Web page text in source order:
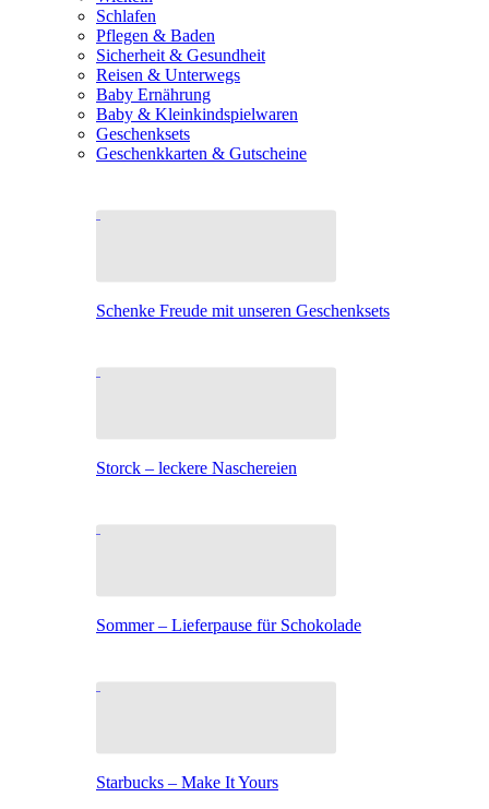
Schlafen
Pflegen & Baden
Sicherheit & Gesundheit
Reisen & Unterwegs
Baby Ernährung
Baby & Kleinkindspielwaren
Geschenksets
Geschenkkarten & Gutscheine
Schenke Freude mit unseren Geschenksets
Storck – leckere Naschereien
Sommer – Lieferpause für Schokolade
Starbucks – Make It Yours